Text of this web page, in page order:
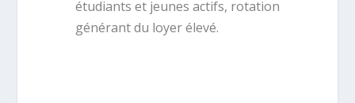
étudiants et jeunes actifs, rotation
générant du loyer élevé.